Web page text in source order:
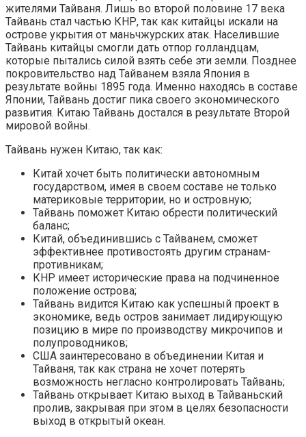
жителями Тайваня. Лишь во второй половине 17 века
Тайвань стал частью КНР, так как китайцы искали на
острове укрытия от маньчжурских атак. Населившие
Тайвань китайцы смогли дать отпор голландцам,
которые пытались силой взять себе эти земли. Позднее
покровительство над Тайванем взяла Япония в
результате войны 1895 года. Именно находясь в составе
Японии, Тайвань достиг пика своего экономического
развития. Китаю Тайвань достался в результате Второй
мировой войны.
Тайвань нужен Китаю, так как:
Китай хочет быть политически автономным
государством, имея в своем составе не только
материковые территории, но и островную;
Тайвань поможет Китаю обрести политический
баланс;
Китай, объединившись с Тайванем, сможет
эффективнее противостоять другим странам-
противникам;
КНР имеет исторические права на подчиненное
положение острова;
Тайвань видится Китаю как успешный проект в
экономике, ведь остров занимает лидирующую
позицию в мире по производству микрочипов и
полупроводников;
США заинтересовано в объединении Китая и
Тайваня, так как страна не хочет потерять
возможность негласно контролировать Тайвань;
Тайвань открывает Китаю выход в Тайваньский
пролив, закрывая при этом в целях безопасности
выход в открытый океан.